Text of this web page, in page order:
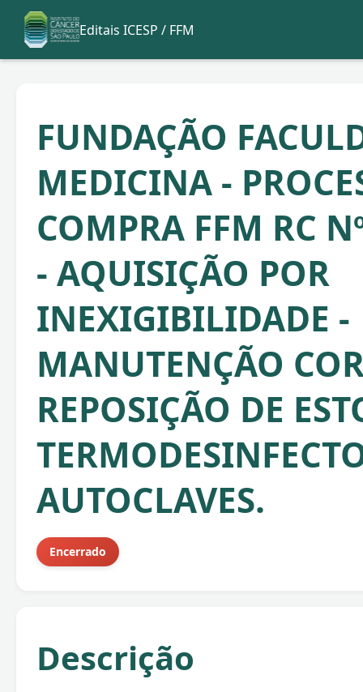
Editais ICESP / FFM
FUNDAÇÃO
MEDICINA -
COMPRA FFM RC
- AQUISIÇÃO POR
INEXIGIBILIDADE -
MANUTENÇÃO
REPOSIÇÃO DE
AUTOCLAVES.
Encerrado
Descrição